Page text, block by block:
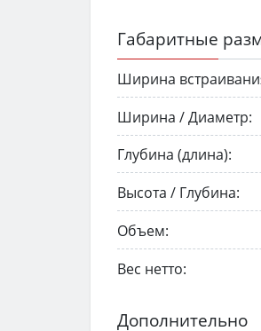
Габаритные
Ширина
Ширина / Диаметр:
Глубина (длина):
Высота / Глубина:
Объем:
Вес нетто:
Дополнительно